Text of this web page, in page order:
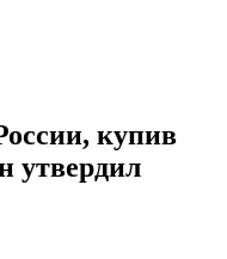
купив
утвердил